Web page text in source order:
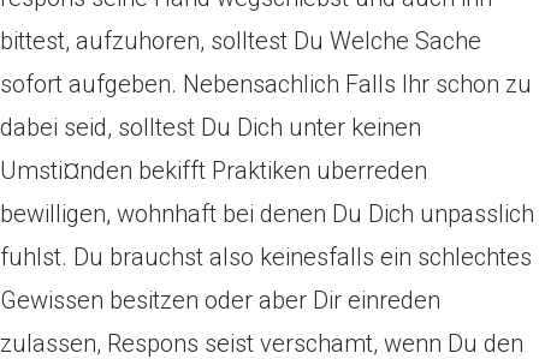
bittest, aufzuhoren, solltest Du Welche Sache
sofort aufgeben. Nebensachlich Falls Ihr schon zu
dabei seid, solltest Du Dich unter keinen
Umsti¤nden bekifft Praktiken uberreden
bewilligen, wohnhaft bei denen Du Dich unpasslich
fuhlst. Du brauchst also keinesfalls ein schlechtes
Gewissen besitzen oder aber Dir einreden
zulassen, Respons seist verschamt, wenn Du den